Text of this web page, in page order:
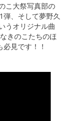
こ大祭写真部の
、そして夢野久
うオリジナル曲
きのこたちのほ
見です！！